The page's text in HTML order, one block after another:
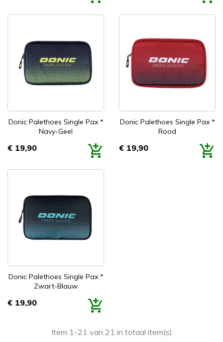
Donic Palethoes Single Pax *
Navy-Geel
Prijs
€ 19,90
Donic Palethoes Single Pax *
Rood
Prijs
€ 19,90
Donic Palethoes Single Pax *
Zwart-Blauw
Prijs
€ 19,90
Item 1-21 van 21 in totaal item(s)